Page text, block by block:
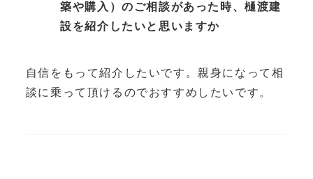
築や購入）のご相談があった時、樋渡建
設を紹介したいと思いますか
自信をもって紹介したいです。親身になって相
談に乗って頂けるのでおすすめしたいです。